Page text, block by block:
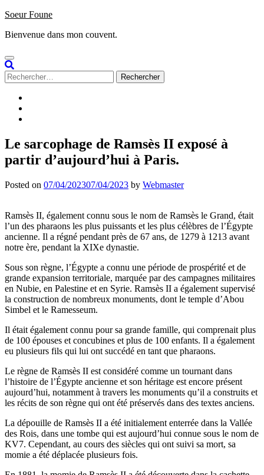
Skip
content
Soeur Foune
Bienvenue dans mon couvent.
Rechercher :
Le sarcophage de Ramsès II exposé à
partir d’aujourd’hui à Paris.
Posted on 07/04/202307/04/2023 by Webmaster
Ramsès II, également connu sous le nom de Ramsès le Grand, était
l’un des pharaons les plus puissants et les plus célèbres de l’Égypte
ancienne. Il a régné pendant près de 67 ans, de 1279 à 1213 avant
notre ère, pendant la XIXe dynastie.
Sous son règne, l’Égypte a connu une période de prospérité et de
grande expansion territoriale, marquée par des campagnes militaires
en Nubie, en Palestine et en Syrie. Ramsès II a également supervisé
la construction de nombreux monuments, dont le temple d’Abou
Simbel et le Ramesseum.
Il était également connu pour sa grande famille, qui comprenait plus
de 100 épouses et concubines et plus de 100 enfants. Il a également
eu plusieurs fils qui lui ont succédé en tant que pharaons.
Le règne de Ramsès II est considéré comme un tournant dans
l’histoire de l’Égypte ancienne et son héritage est encore présent
aujourd’hui, notamment à travers les monuments qu’il a construits et
les récits de son règne qui ont été préservés dans des textes anciens.
La dépouille de Ramsès II a été initialement enterrée dans la Vallée
des Rois, dans une tombe qui est aujourd’hui connue sous le nom de
KV7. Cependant, au cours des siècles qui ont suivi sa mort, sa
momie a été déplacée plusieurs fois.